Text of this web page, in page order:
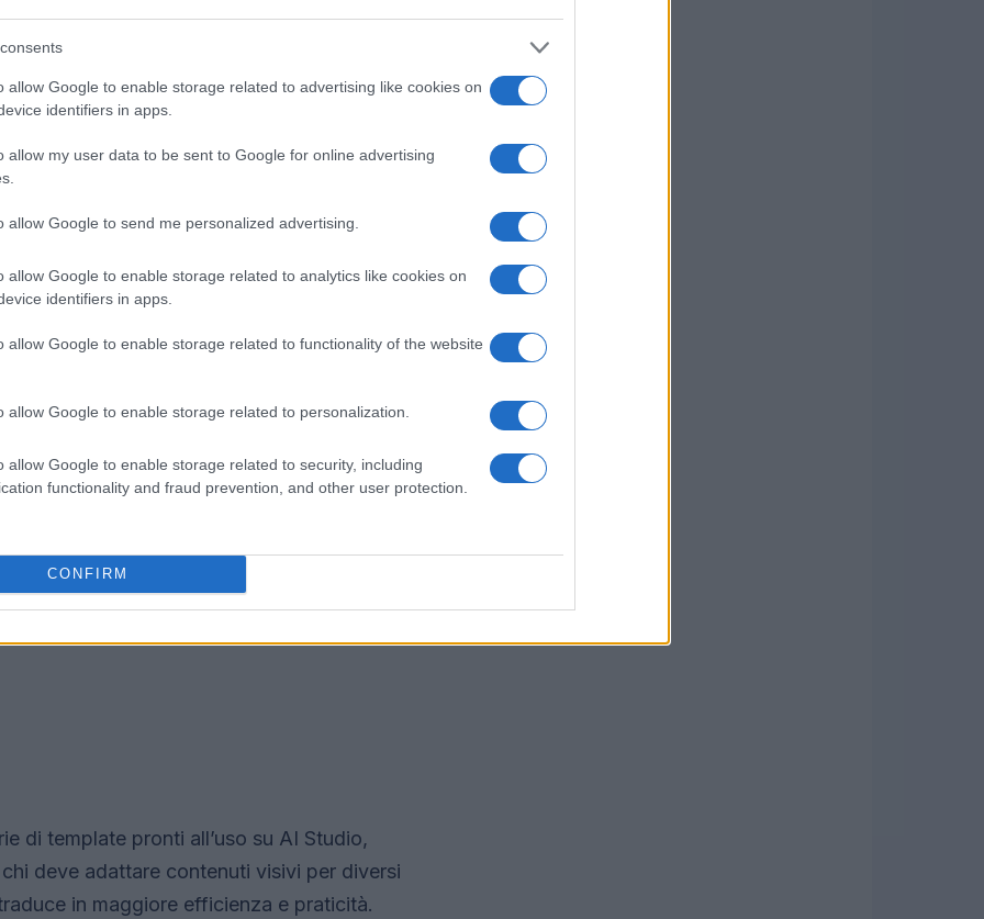
allow Google to enable storage related to advertising like cookies on
identifiers in apps.
allow my user data to be sent to Google for online advertising
allow Google to send me personalized advertising.
allow Google to enable storage related to analytics like cookies on
identifiers in apps.
allow Google to enable storage related to functionality of the website
allow Google to enable storage related to personalization.
allow Google to enable storage related to security, including
functionality and fraud prevention, and other user protection.
CONFIRM
oggetto da una foto o cambiare la posa di
comandi. La capacità di mantenere
un reale punto di svolta per i professionisti
sostenibile
Flash Image adotta un sistema di
costi prevedibili per ogni immagine
utile per i team creativi che
il monitoraggio dei costi.
di template pronti all’uso su AI Studio,
deve adattare contenuti visivi per diversi
in maggiore efficienza e praticità.